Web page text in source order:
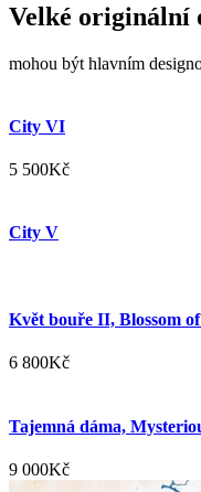
Velké originální
mohou být hlavním
City VI
5 500Kč
City V
Květ bouře II, Blossom
6 800Kč
Tajemná dáma,
9 000Kč